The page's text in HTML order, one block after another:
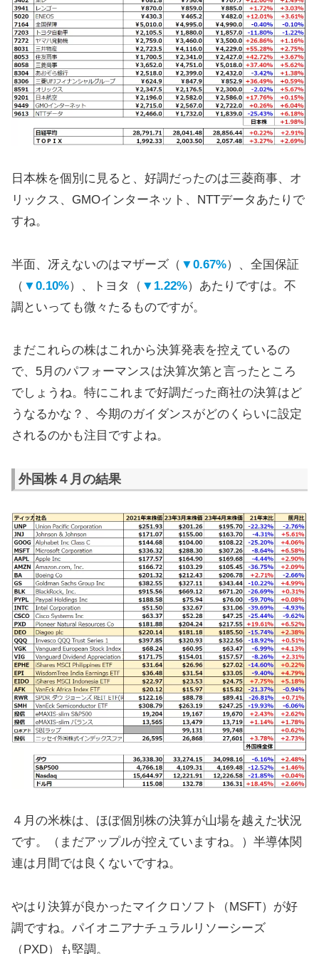
日本株を個別に見ると、好調だったのは三菱商事、オ
リックス、GMOインターネット、NTTデータあたりで
すね。
半面、冴えないのはマザーズ（ ▼0.67%）、全国保証
（ ▼0.10%）、トヨタ（ ▼1.22%）あたりですは。不
調といっても微々たるものですが。
まだこれらの株はこれから決算発表を控えているの
で、5月のパフォーマンスは決算次第と言ったところ
でしょうね。特にこれまで好調だった商社の決算はど
うなるかな？、今期のガイダンスがどのくらいに設定
されるのかも注目ですよね。
外国株４月の結果
４月の米株は、ほぼ個別株の決算が山場を越えた状況
です。（まだアップルが控えていますね。）半導体関
連は月間では良くないですね。
やはり決算が良かったマイクロソフト（MSFT）が好
調ですね。パイオニアナチュラルリソーシーズ
（PXD）も堅調。